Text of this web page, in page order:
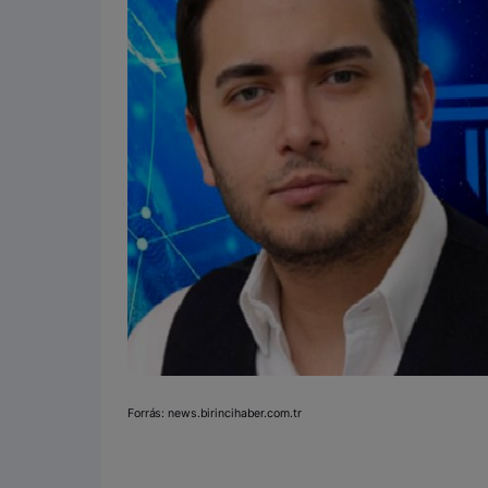
Forrás: news.birincihaber.com.tr